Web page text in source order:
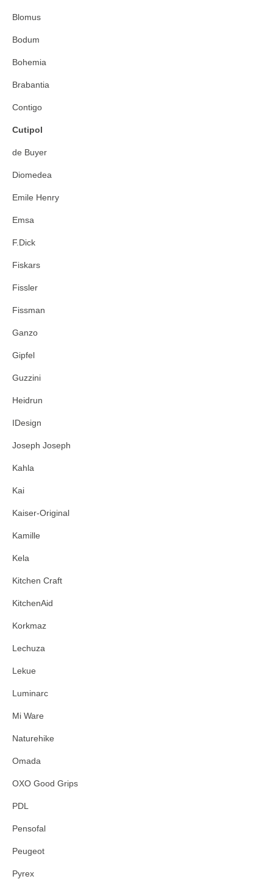
Blomus
Bodum
Bohemia
Brabantia
Contigo
Cutipol
de Buyer
Diomedea
Emile Henry
Emsa
F.Dick
Fiskars
Fissler
Fissman
Ganzo
Gipfel
Guzzini
Heidrun
IDesign
Joseph Joseph
Kahla
Kai
Kaiser-Original
Kamille
Kela
Kitchen Craft
KitchenAid
Korkmaz
Lechuza
Lekue
Luminarc
Mi Ware
Naturehike
Omada
OXO Good Grips
PDL
Pensofal
Peugeot
Pyrex